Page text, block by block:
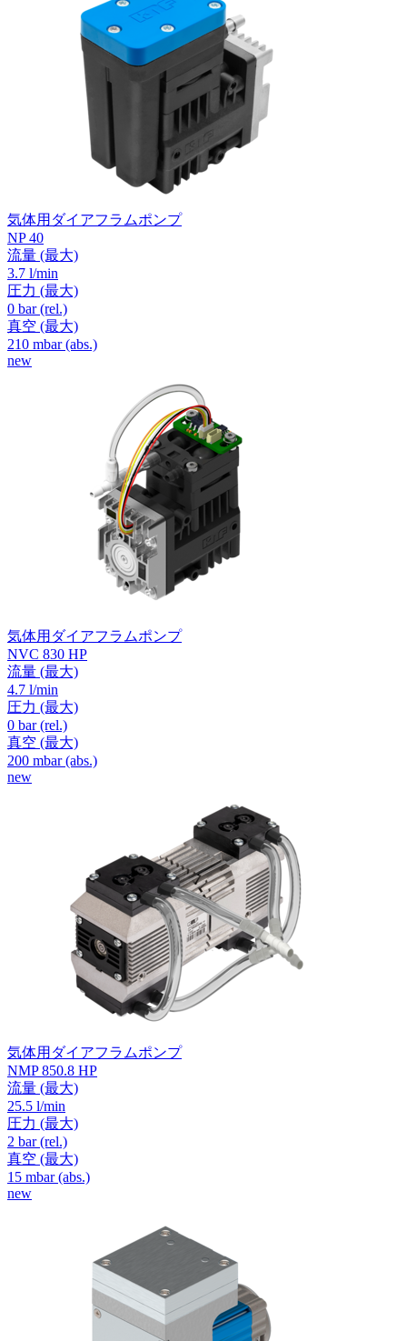
気体用ダイアフラムポンプ
NP 40
流量 (最大)
3.7 l/min
圧力 (最大)
0 bar (rel.)
真空 (最大)
210 mbar (abs.)
new
気体用ダイアフラムポンプ
NVC 830 HP
流量 (最大)
4.7 l/min
圧力 (最大)
0 bar (rel.)
真空 (最大)
200 mbar (abs.)
new
気体用ダイアフラムポンプ
NMP 850.8 HP
流量 (最大)
25.5 l/min
圧力 (最大)
2 bar (rel.)
真空 (最大)
15 mbar (abs.)
new